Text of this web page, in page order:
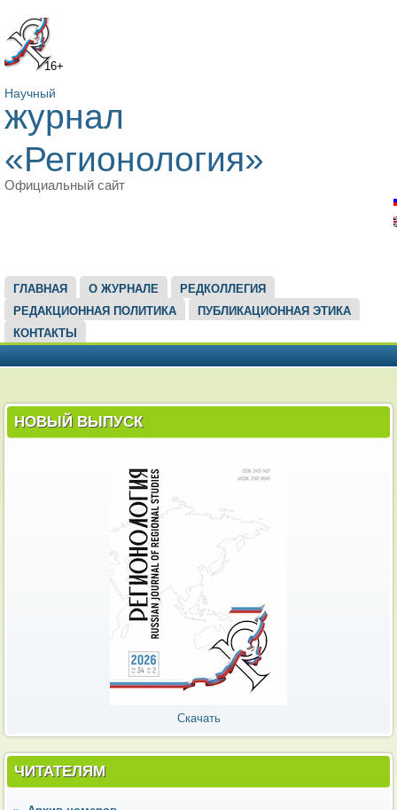
16+
Научный
журнал
«Регионология»
Официальный сайт
ГЛАВНОЕ МЕНЮ
ГЛАВНАЯ О ЖУРНАЛЕ
РЕДКОЛЛЕГИЯ
РЕДАКЦИОННАЯ ПОЛИТИКА
ПУБЛИКАЦИОННАЯ ЭТИКА
КОНТАКТЫ
НОВЫЙ ВЫПУСК
Скачать
ЧИТАТЕЛЯМ